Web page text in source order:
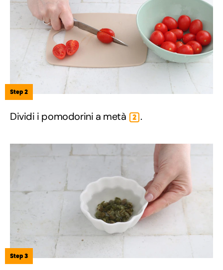
Step 2
Dividi i pomodorini a metà 2 .
Step 3